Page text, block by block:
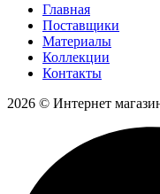
Главная
Поставщики
Материалы
Коллекции
Контакты
2026 © Интернет